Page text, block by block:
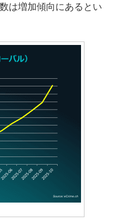
は増加傾向にあるとい